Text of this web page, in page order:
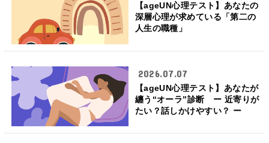
【ageUN心理テスト】あなたの
深層心理が求めている「第二の
人生の職種」
2026.07.07
【ageUN心理テスト】あなたが
纏う“オーラ”診断 ー 近寄りが
たい？話しかけやすい？ ー